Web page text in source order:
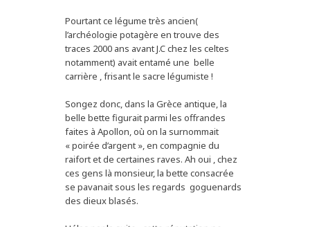
Pourtant ce légume très ancien(
l’archéologie potagère en trouve des
traces 2000 ans avant J.C chez les celtes
notamment) avait entamé une belle
carrière , frisant le sacre légumiste !
Songez donc, dans la Grèce antique, la
belle bette figurait parmi les offrandes
faites à Apollon, où on la surnommait
« poirée d’argent », en compagnie du
raifort et de certaines raves. Ah oui , chez
ces gens là monsieur, la bette consacrée
se pavanait sous les regards goguenards
des dieux blasés.